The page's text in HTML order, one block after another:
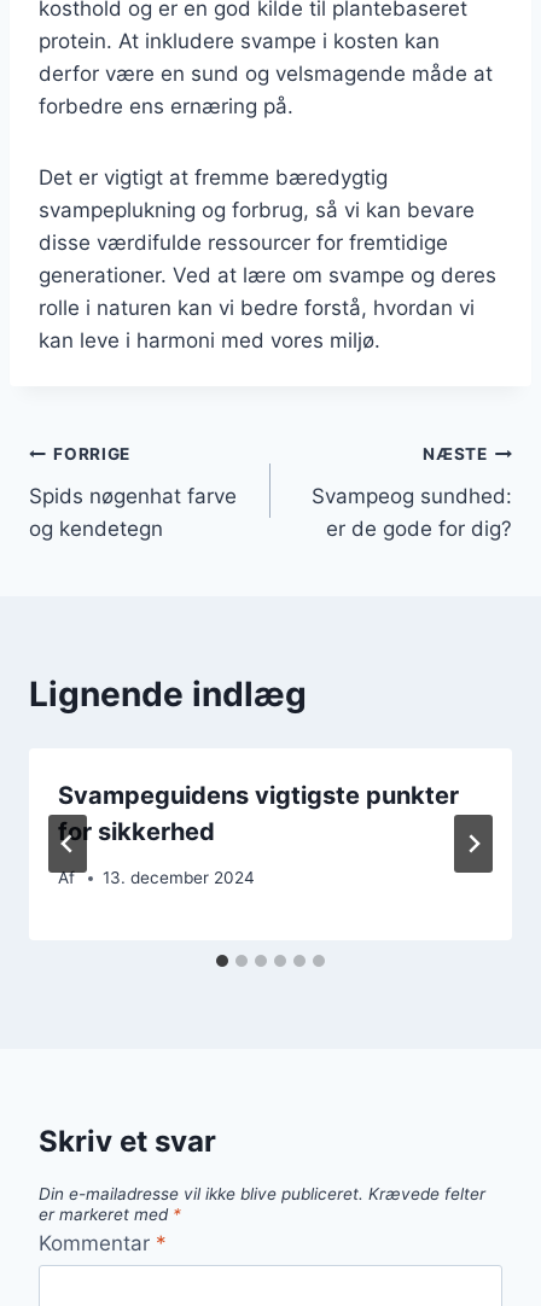
kosthold og er en god kilde til plantebaseret
protein. At inkludere svampe i kosten kan
derfor være en sund og velsmagende måde at
forbedre ens ernæring på.
Det er vigtigt at fremme bæredygtig
svampeplukning og forbrug, så vi kan bevare
disse værdifulde ressourcer for fremtidige
generationer. Ved at lære om svampe og deres
rolle i naturen kan vi bedre forstå, hvordan vi
kan leve i harmoni med vores miljø.
Indlægsnavigation
FORRIGE
Spids nøgenhat farve
og kendetegn
NÆSTE
Svampeog sundhed:
er de gode for dig?
Lignende indlæg
Svampeguidens vigtigste punkter
for sikkerhed
Af 13. december 2024
Skriv et svar
Din e-mailadresse vil ikke blive publiceret. Krævede felter
er markeret med *
Kommentar *